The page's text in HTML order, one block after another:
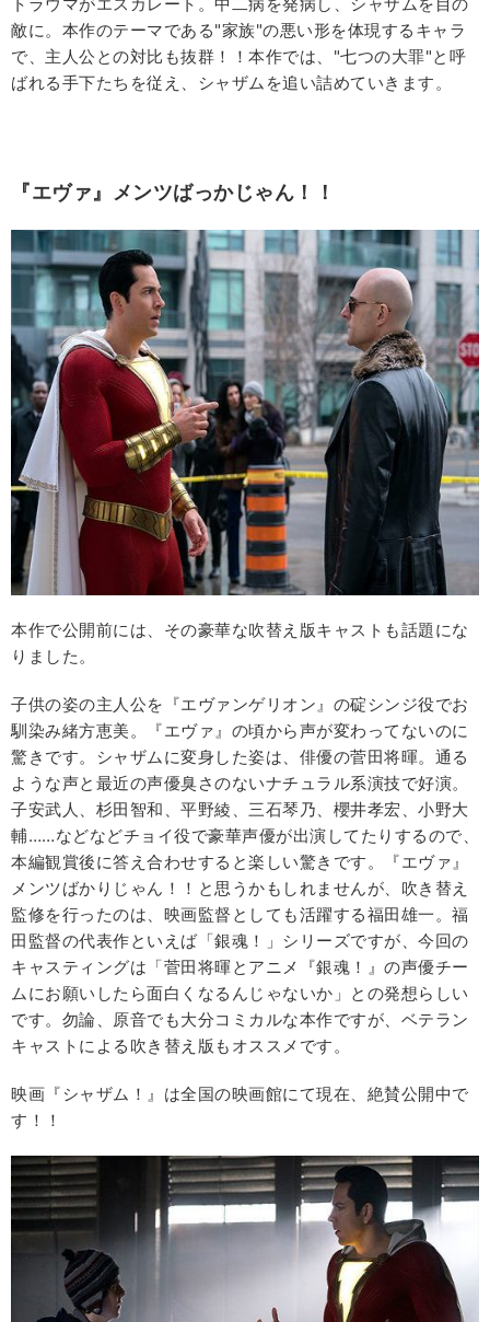
トラウマがエスカレート。中二病を発病し、シャザムを目の
敵に。本作のテーマである"家族"の悪い形を体現するキャラ
で、主人公との対比も抜群！！本作では、"七つの大罪"と呼
ばれる手下たちを従え、シャザムを追い詰めていきます。
『エヴァ』メンツばっかじゃん！！
本作で公開前には、その豪華な吹替え版キャストも話題にな
りました。
子供の姿の主人公を『エヴァンゲリオン』の碇シンジ役でお
馴染み緒方恵美。『エヴァ』の頃から声が変わってないのに
驚きです。シャザムに変身した姿は、俳優の菅田将暉。通る
ような声と最近の声優臭さのないナチュラル系演技で好演。
子安武人、杉田智和、平野綾、三石琴乃、櫻井孝宏、小野大
輔……などなどチョイ役で豪華声優が出演してたりするので、
本編観賞後に答え合わせすると楽しい驚きです。『エヴァ』
メンツばかりじゃん！！と思うかもしれませんが、吹き替え
監修を行ったのは、映画監督としても活躍する福田雄一。福
田監督の代表作といえば「銀魂！」シリーズですが、今回の
キャスティングは「菅田将暉とアニメ『銀魂！』の声優チー
ムにお願いしたら面白くなるんじゃないか」との発想らしい
です。勿論、原音でも大分コミカルな本作ですが、ベテラン
キャストによる吹き替え版もオススメです。
映画『シャザム！』は全国の映画館にて現在、絶賛公開中で
す！！